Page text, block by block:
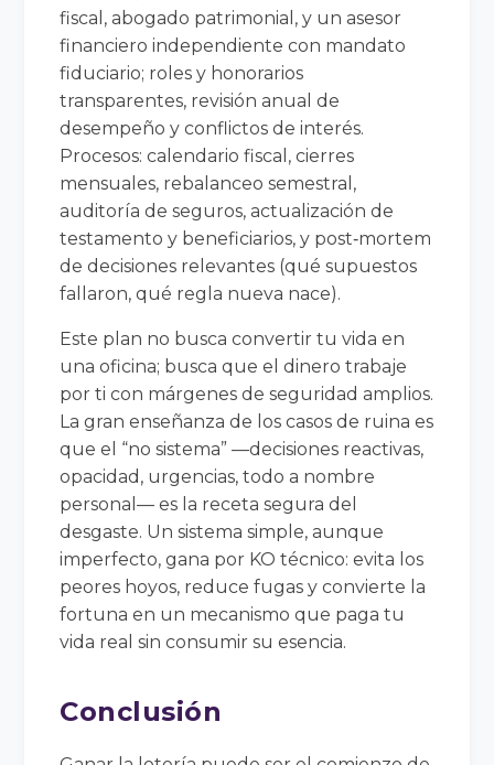
fiscal, abogado patrimonial, y un asesor
financiero independiente con mandato
fiduciario; roles y honorarios
transparentes, revisión anual de
desempeño y conflictos de interés.
Procesos: calendario fiscal, cierres
mensuales, rebalanceo semestral,
auditoría de seguros, actualización de
testamento y beneficiarios, y post‑mortem
de decisiones relevantes (qué supuestos
fallaron, qué regla nueva nace).
Este plan no busca convertir tu vida en
una oficina; busca que el dinero trabaje
por ti con márgenes de seguridad amplios.
La gran enseñanza de los casos de ruina es
que el “no sistema” —decisiones reactivas,
opacidad, urgencias, todo a nombre
personal— es la receta segura del
desgaste. Un sistema simple, aunque
imperfecto, gana por KO técnico: evita los
peores hoyos, reduce fugas y convierte la
fortuna en un mecanismo que paga tu
vida real sin consumir su esencia.
Conclusión